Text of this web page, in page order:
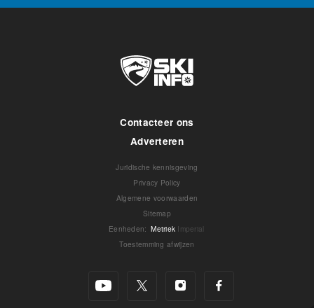
Contacteer ons
Adverteren
Juridische kennisgeving
Privacy Policy
Algemene voorwaarden
Sitemap
Eenheden: Metriek Imperial
Toestemming afwijzen